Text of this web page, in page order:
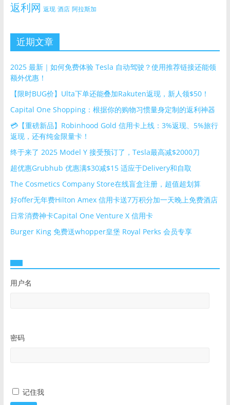
返利网 返现 酒店 阿拉斯加
近期文章
2025 最新｜如何免费体验 Tesla 自动驾驶？使用推荐链接还能领
额外优惠！
【限时BUG价】Ulta下单还能叠加Rakuten返现，新人领$50！
Capital One Shopping：根据你的购物习惯量身定制的返利神器
💳【重磅新品】Robinhood Gold 信用卡上线：3%返现、5%旅行
返现，还有纯金限量卡！
终于来了 2025 Model Y 接受预订了，Tesla最高减$2000刀
超优惠Grubhub 优惠满$30减$15 适应于Delivery和自取
The Cosmetics Company Store在线盲盒注册，超值超划算
好offer无年费Hilton Amex 信用卡送7万积分加一天晚上免费酒店
日常消费神卡Capital One Venture X 信用卡
Burger King 免费送whopper皇堡 Royal Perks 会员专享
用户名
密码
记住我